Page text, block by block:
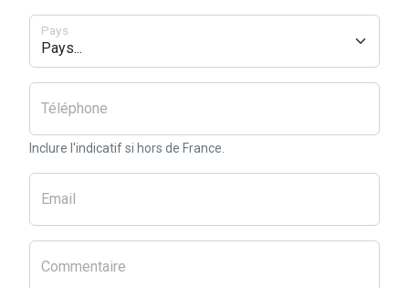
Pays
Téléphone
Inclure l'indicatif si hors de France.
Email
Commentaire